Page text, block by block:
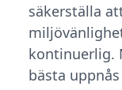
säkerställa
kontinuerlig.
bästa